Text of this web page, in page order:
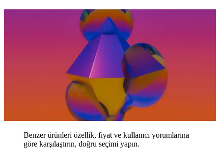
Benzer ürünleri özellik, fiyat ve kullanıcı yorumlarına
göre karşılaştırın, doğru seçimi yapın.